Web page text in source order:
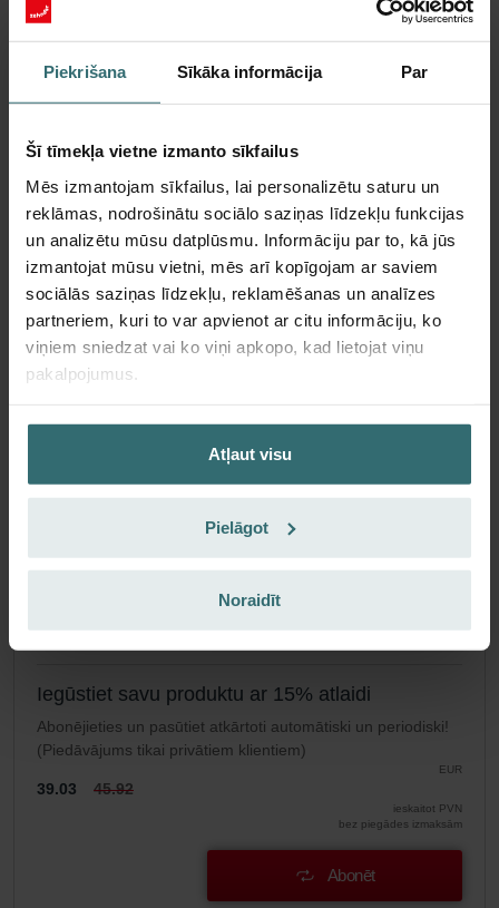
Piekrišana Sīkāka informācija Par
Šī tīmekļa vietne izmanto sīkfailus
Mēs izmantojam sīkfailus, lai personalizētu saturu un
reklāmas, nodrošinātu sociālo saziņas līdzekļu funkcijas
un analizētu mūsu datplūsmu. Informāciju par to, kā jūs
izmantojat mūsu vietni, mēs arī kopīgojam ar saviem
sociālās saziņas līdzekļu, reklamēšanas un analīzes
partneriem, kuri to var apvienot ar citu informāciju, ko
viņiem sniedzat vai ko viņi apkopo, kad lietojat viņu
pakalpojumus.
Atļaut visu
Pielāgot
Noraidīt
Higiēnas filtru komplekts – Zehnder
ComfoAir 180 | Zehnder Original
Filtru komplekts, lai uzturētu tīru gaisu telpās un aizsargātu
ventilācijas sistēmu pret piesārņojumu – ePM1 (F7) / CRS
(G4)
Kataloga numurs: 400100091
Iegūstiet savu produktu ar 15% atlaidi
Abonējieties un pasūtiet atkārtoti automātiski un periodiski!
(Piedāvājums tikai privātiem klientiem)
EUR
39.03 45.92
ieskaitot PVN
bez piegādes izmaksām
Abonēt